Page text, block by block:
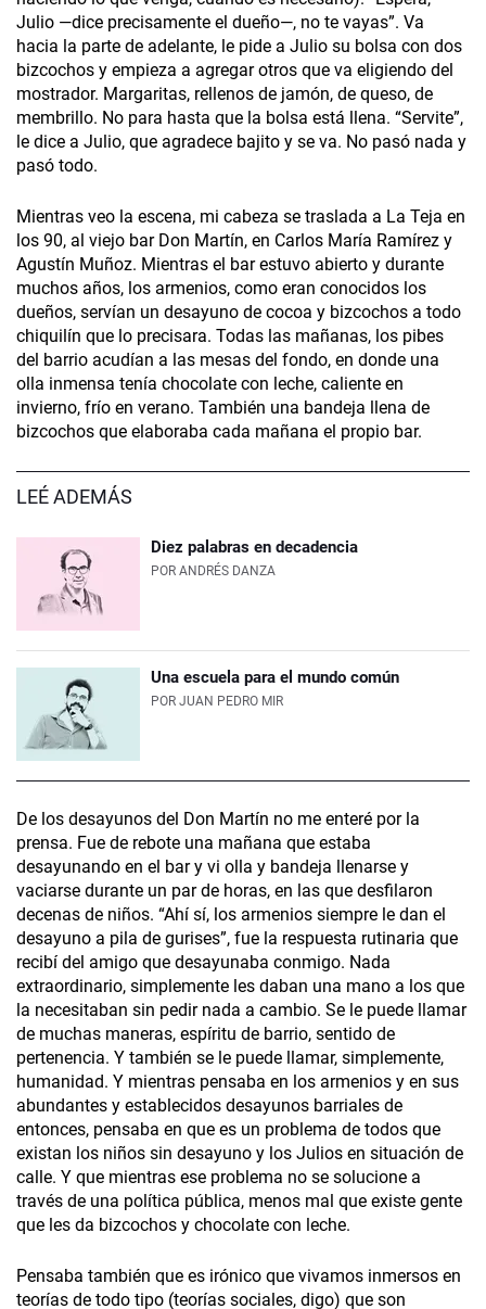
Julio —dice precisamente el dueño—, no te vayas”. Va
hacia la parte de adelante, le pide a Julio su bolsa con dos
bizcochos y empieza a agregar otros que va eligiendo del
mostrador. Margaritas, rellenos de jamón, de queso, de
membrillo. No para hasta que la bolsa está llena. “Servite”,
le dice a Julio, que agradece bajito y se va. No pasó nada y
pasó todo.
Mientras veo la escena, mi cabeza se traslada a La Teja en
los 90, al viejo bar Don Martín, en Carlos María Ramírez y
Agustín Muñoz. Mientras el bar estuvo abierto y durante
muchos años, los armenios, como eran conocidos los
dueños, servían un desayuno de cocoa y bizcochos a todo
chiquilín que lo precisara. Todas las mañanas, los pibes
del barrio acudían a las mesas del fondo, en donde una
olla inmensa tenía chocolate con leche, caliente en
invierno, frío en verano. También una bandeja llena de
bizcochos que elaboraba cada mañana el propio bar.
LEÉ ADEMÁS
Diez palabras en decadencia
POR ANDRÉS DANZA
Una escuela para el mundo común
POR JUAN PEDRO MIR
De los desayunos del Don Martín no me enteré por la
prensa. Fue de rebote una mañana que estaba
desayunando en el bar y vi olla y bandeja llenarse y
vaciarse durante un par de horas, en las que desfilaron
decenas de niños. “Ahí sí, los armenios siempre le dan el
desayuno a pila de gurises”, fue la respuesta rutinaria que
recibí del amigo que desayunaba conmigo. Nada
extraordinario, simplemente les daban una mano a los que
la necesitaban sin pedir nada a cambio. Se le puede llamar
de muchas maneras, espíritu de barrio, sentido de
pertenencia. Y también se le puede llamar, simplemente,
humanidad. Y mientras pensaba en los armenios y en sus
abundantes y establecidos desayunos barriales de
entonces, pensaba en que es un problema de todos que
existan los niños sin desayuno y los Julios en situación de
calle. Y que mientras ese problema no se solucione a
través de una política pública, menos mal que existe gente
que les da bizcochos y chocolate con leche.
Pensaba también que es irónico que vivamos inmersos en
teorías de todo tipo (teorías sociales, digo) que son